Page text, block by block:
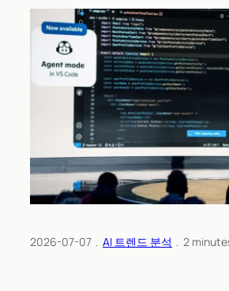
2026-07-07 ﹒ AI 트렌드 분석 ﹒ 2